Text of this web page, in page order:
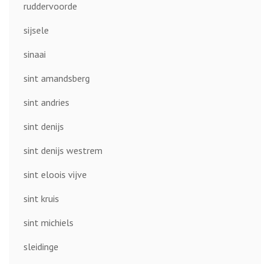
ruddervoorde
sijsele
sinaai
sint amandsberg
sint andries
sint denijs
sint denijs westrem
sint eloois vijve
sint kruis
sint michiels
sleidinge